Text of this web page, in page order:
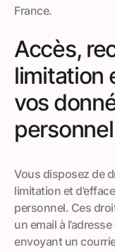
France.
Accès,
limitation
vos
personnel
Vous disposez de
limitation et
personnel. Ces
un email à
envoyant un